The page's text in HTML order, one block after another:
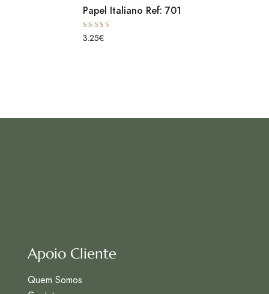
Papel Italiano Ref: 701
Avaliação
5.00de 5
3.25€
Apoio Cliente
Quem Somos